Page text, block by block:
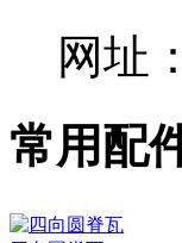
网址：
常用配